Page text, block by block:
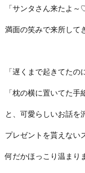
「サンタさん来たよ～
満面の笑みで来所して
「遅くまで起きてたの
「枕の横に置いてた手
と、可愛らしいお話を
プレゼントを貰えない
何だかほっこり温ま